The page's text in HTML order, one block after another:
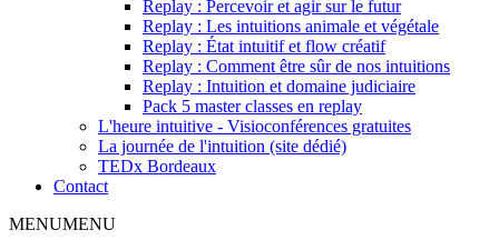
Replay : Percevoir et agir sur le futur
Replay : Les intuitions animale et végétale
Replay : État intuitif et flow créatif
Replay : Comment être sûr de nos intuitions
Replay : Intuition et domaine judiciaire
Pack 5 master classes en replay
L'heure intuitive - Visioconférences gratuites
La journée de l'intuition (site dédié)
TEDx Bordeaux
Contact
MENUMENU